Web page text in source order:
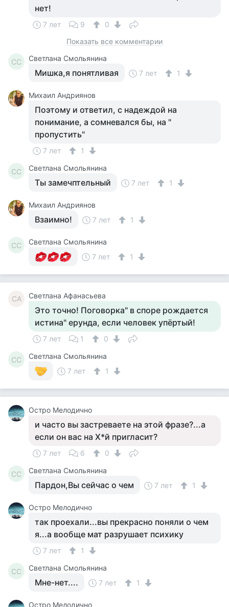
нет!
7 лет 9
0
Показать все комментарии
СС Светлана Смольянина
Мишка,я понятливая 7 лет 1
Михаил Андриянов
Поэтому и ответил, с надеждой на
понимание, а сомневался бы, на "
пропустить"
7 лет 1
СС Светлана Смольянина
Ты замечптельный 7 лет 1
Михаил Андриянов
Взаимно! 7 лет 1
СС
Светлана Смольянина
7 лет
1
СА Светлана Афанасьева
Это точно! Поговорка" в споре рождается
истина" ерунда, если человек упёртый!
7 лет 1 0
СС
Светлана Смольянина
7 лет
1
Остро Мелодично
и часто вы застреваете на этой фразе?...а
если он вас на Х*й пригласит?
7 лет 6 0
СС Светлана Смольянина
Пардон,Вы сейчас о чем 7 лет 1
Остро Мелодично
так проехали...вы прекрасно поняли о чем
я...а вообще мат разрушает психику
7 лет 1
СС Светлана Смольянина
Мне-нет.... 7 лет 1
Остро Мелодично